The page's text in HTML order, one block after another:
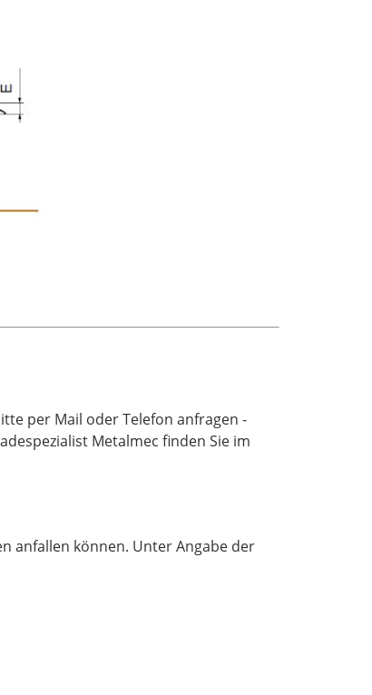
per Mail oder Telefon anfragen -
Metalmec finden Sie im
anfallen können. Unter Angabe der